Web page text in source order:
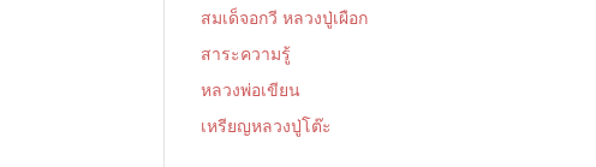
สมเด็จอกวี หลวงปู่เผือก
สาระความรู้
หลวงพ่อเขียน
เหรียญหลวงปู่โต๊ะ